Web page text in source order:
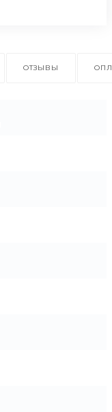
ОТЗЫВЫ